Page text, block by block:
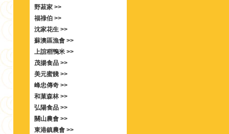
野菽家 >>
福祿伯 >>
沈家花生 >>
蘇澳區漁會 >>
上誼稻鴨米 >>
茂揚食品 >>
美元蜜餞 >>
峰忠傳奇 >>
和菓森林 >>
弘陽食品 >>
關山農會 >>
東港鎮農會 >>